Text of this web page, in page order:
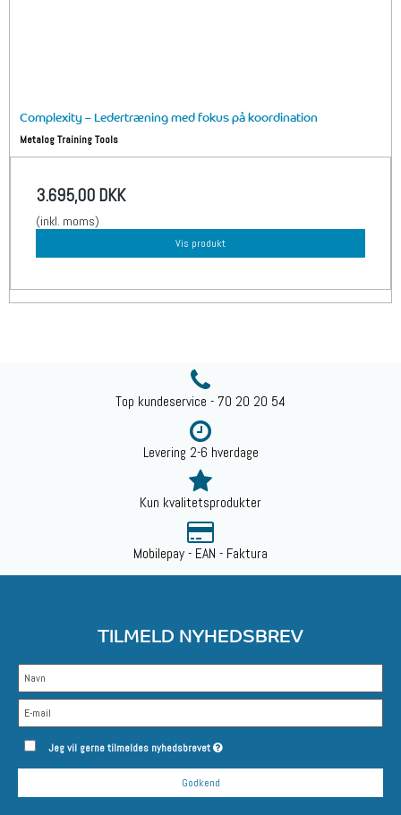
Complexity – Ledertræning med fokus på koordination
Metalog Training Tools
3.695,00 DKK
(inkl. moms)
Vis produkt
Top kundeservice - 70 20 20 54
Levering 2-6 hverdage
Kun kvalitetsprodukter
Mobilepay - EAN - Faktura
TILMELD NYHEDSBREV
Jeg vil gerne tilmeldes nyhedsbrevet
Godkend